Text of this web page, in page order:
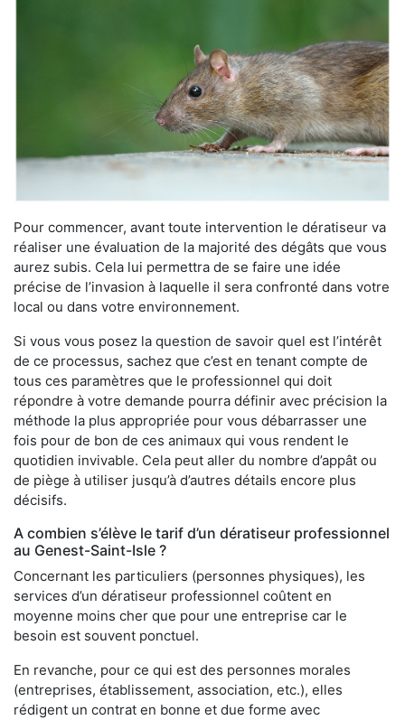
Pour commencer, avant toute intervention le dératiseur va
réaliser une évaluation de la majorité des dégâts que vous
aurez subis. Cela lui permettra de se faire une idée
précise de l’invasion à laquelle il sera confronté dans votre
local ou dans votre environnement.
Si vous vous posez la question de savoir quel est l’intérêt
de ce processus, sachez que c’est en tenant compte de
tous ces paramètres que le professionnel qui doit
répondre à votre demande pourra définir avec précision la
méthode la plus appropriée pour vous débarrasser une
fois pour de bon de ces animaux qui vous rendent le
quotidien invivable. Cela peut aller du nombre d’appât ou
de piège à utiliser jusqu’à d’autres détails encore plus
décisifs.
A combien s’élève le tarif d’un dératiseur professionnel
au Genest-Saint-Isle ?
Concernant les particuliers (personnes physiques), les
services d’un dératiseur professionnel coûtent en
moyenne moins cher que pour une entreprise car le
besoin est souvent ponctuel.
En revanche, pour ce qui est des personnes morales
(entreprises, établissement, association, etc.), elles
rédigent un contrat en bonne et due forme avec